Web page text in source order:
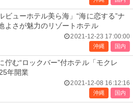
ビューホテル美ら海」“海に恋する”ナ
よさが魅力のリゾートホテル
2021-12-23 17:00:00
沖縄 国内
佇む“ロックバー”付ホテル「モクレ
年開業
2021-12-08 16:12:16
沖縄 国内